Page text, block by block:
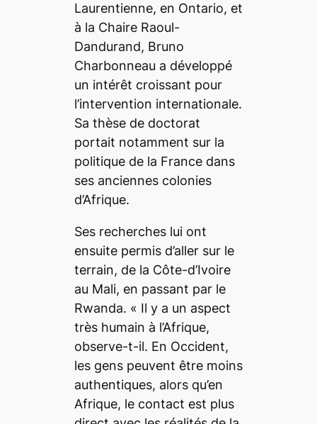
Laurentienne, en Ontario, et
à la Chaire Raoul-
Dandurand, Bruno
Charbonneau a développé
un intérêt croissant pour
l’intervention internationale.
Sa thèse de doctorat
portait notamment sur la
politique de la France dans
ses anciennes colonies
d’Afrique.
Ses recherches lui ont
ensuite permis d’aller sur le
terrain, de la Côte-d’Ivoire
au Mali, en passant par le
Rwanda. « Il y a un aspect
très humain à l’Afrique,
observe-t-il. En Occident,
les gens peuvent être moins
authentiques, alors qu’en
Afrique, le contact est plus